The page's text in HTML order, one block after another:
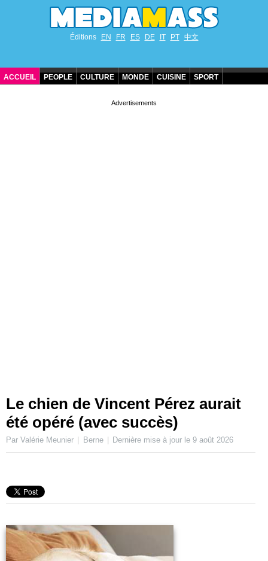
Éditions EN FR ES DE IT PT 中文
ACCUEIL PEOPLE CULTURE MONDE CUISINE SPORT
Le chien de Vincent Pérez aurait
été opéré (avec succès)
Par Valérie Meunier Berne Dernière mise à jour le9 août 2026